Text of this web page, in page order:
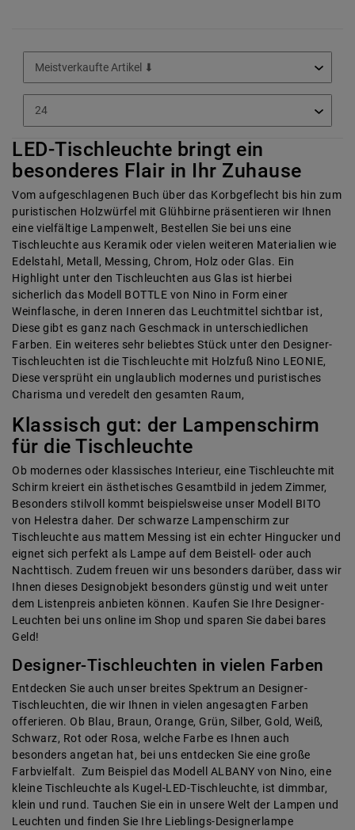
LED-Tischleuchte bringt ein
besonderes Flair in Ihr Zuhause
Vom aufgeschlagenen Buch über das Korbgeflecht bis hin zum
puristischen Holzwürfel mit Glühbirne präsentieren wir Ihnen
eine vielfältige Lampenwelt, Bestellen Sie bei uns eine
Tischleuchte aus Keramik oder vielen weiteren Materialien wie
Edelstahl, Metall, Messing, Chrom, Holz oder Glas. Ein
Highlight unter den Tischleuchten aus Glas ist hierbei
sicherlich das Modell BOTTLE von Nino in Form einer
Weinflasche, in deren Inneren das Leuchtmittel sichtbar ist,
Diese gibt es ganz nach Geschmack in unterschiedlichen
Farben. Ein weiteres sehr beliebtes Stück unter den Designer-
Tischleuchten ist die Tischleuchte mit Holzfuß Nino LEONIE,
Diese versprüht ein unglaublich modernes und puristisches
Charisma und veredelt den gesamten Raum,
Klassisch gut: der Lampenschirm
für die Tischleuchte
Ob modernes oder klassisches Interieur, eine Tischleuchte mit
Schirm kreiert ein ästhetisches Gesamtbild in jedem Zimmer,
Besonders stilvoll kommt beispielsweise unser Modell BITO
von Helestra daher. Der schwarze Lampenschirm zur
Tischleuchte aus mattem Messing ist ein echter Hingucker und
eignet sich perfekt als Lampe auf dem Beistell- oder auch
Nachttisch. Zudem freuen wir uns besonders darüber, dass wir
Ihnen dieses Designobjekt besonders günstig und weit unter
dem Listenpreis anbieten können. Kaufen Sie Ihre Designer-
Leuchten bei uns online im Shop und sparen Sie dabei bares
Geld!
Designer-Tischleuchten in vielen Farben
Entdecken Sie auch unser breites Spektrum an Designer-
Tischleuchten, die wir Ihnen in vielen angesagten Farben
offerieren. Ob Blau, Braun, Orange, Grün, Silber, Gold, Weiß,
Schwarz, Rot oder Rosa, welche Farbe es Ihnen auch
besonders angetan hat, bei uns entdecken Sie eine große
Farbvielfalt. Zum Beispiel das Modell ALBANY von Nino, eine
kleine Tischleuchte als Kugel-LED-Tischleuchte, ist dimmbar,
klein und rund. Tauchen Sie ein in unsere Welt der Lampen und
Leuchten und finden Sie Ihre Lieblings-Designerlampe